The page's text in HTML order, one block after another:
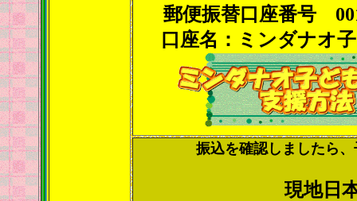
郵便振替口座番号
口座名：ミンダナオ
振込を確認しましたら
現地日